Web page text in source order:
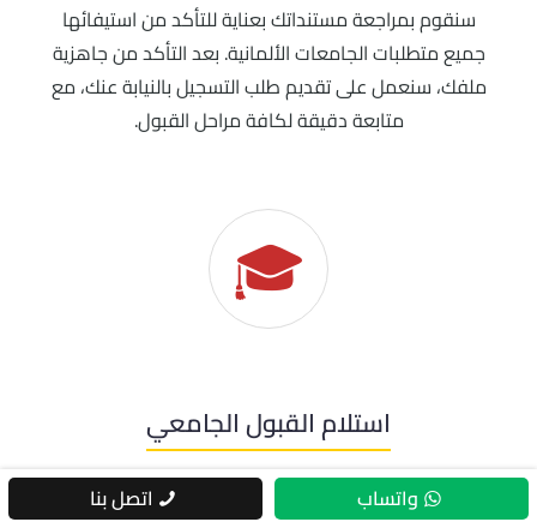
سنقوم بمراجعة مستنداتك بعناية للتأكد من استيفائها
جميع متطلبات الجامعات الألمانية. بعد التأكد من جاهزية
ملفك، سنعمل على تقديم طلب التسجيل بالنيابة عنك، مع
متابعة دقيقة لكافة مراحل القبول.
🎓
استلام القبول الجامعي
بعد تقديم الطلب، نتابع مع الجامعات حتى صدور القبول
واتساب اتصل بنا